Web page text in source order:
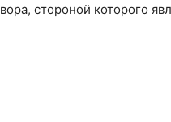
стороной которого